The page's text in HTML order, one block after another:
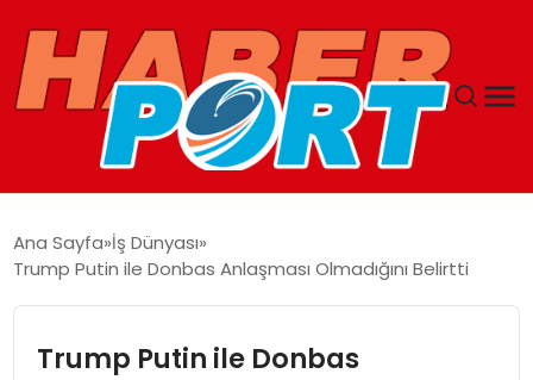
GUNCEL
YAŞAM
Ana Sayfa İş Dünyası
Trump Putin ile Donbas Anlaşması Olmadığını Belirtti
Trump Putin ile Donbas